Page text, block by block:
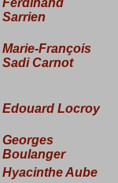
Ferdinand
Sarrien
Marie-François
Sadi Carnot
Edouard Locroy
Georges
Boulanger
HyacintheAube